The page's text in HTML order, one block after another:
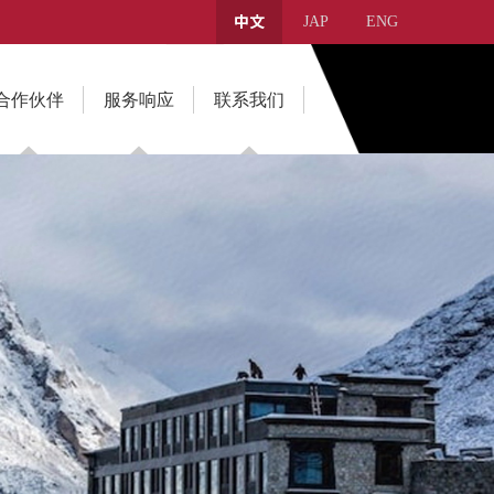
中文 JAP ENG
作伙伴 服务响应 联系我们